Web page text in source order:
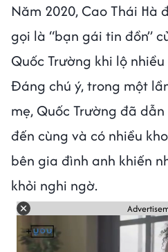
Năm 2020, Cao Thái Hà
gọi là “bạn gái tin đồn”
Quốc Trường khi lộ
Đáng chú ý, trong một
mẹ, Quốc Trường đã
đến cùng và có nhiều
bên gia đình anh khiến
khỏi nghi ngờ.